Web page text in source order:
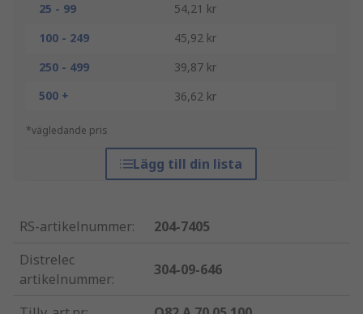
25 - 99
54,21 kr
100 - 249
45,92 kr
250 - 499
39,87 kr
500 +
36,62 kr
*vägledande pris
Lägg till din lista
RS-artikelnummer:
204-7405
Distrelec
artikelnummer:
304-09-646